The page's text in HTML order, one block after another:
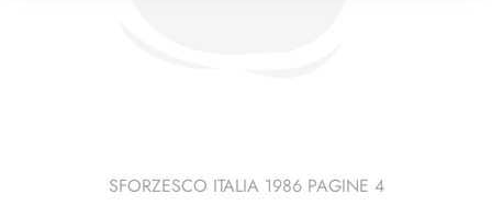
SFORZESCO ITALIA 1986 PAGINE 4